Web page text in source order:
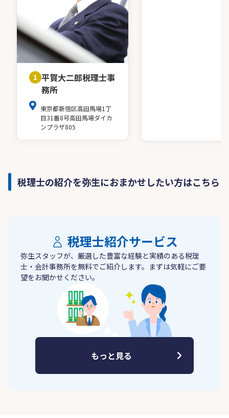
1 平賀大二郎税理士事
務所
東京都新宿区高田馬場1丁
目31番8号高田馬場ダイカ
ンプラザ805
税理士の紹介を弥生におまかせしたい方はこちら
税理士紹介サービス
弥生スタッフが、厳選した豊富な経験と実績のある税理
士・会計事務所を無料でご紹介します。まずは気軽にご要
望をお聞かせください。
もっと見る